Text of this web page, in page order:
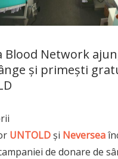
Blood Network
şi primeşti
UNTOLDși Neversea
de donare de